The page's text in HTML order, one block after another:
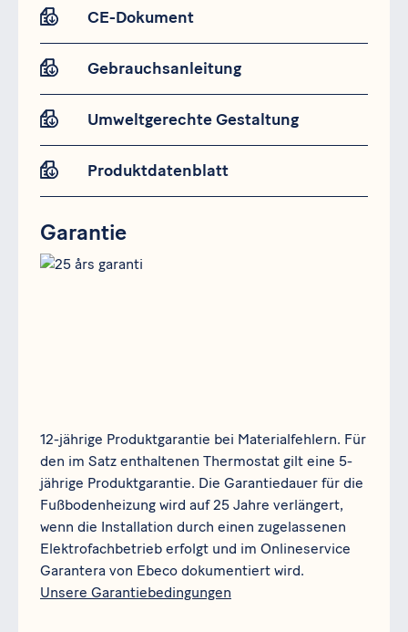
CE-Dokument
Gebrauchsanleitung
Umweltgerechte Gestaltung
Produktdatenblatt
Garantie
12-jährige Produktgarantie bei Materialfehlern. Für
den im Satz enthaltenen Thermostat gilt eine 5-
jährige Produktgarantie. Die Garantiedauer für die
Fußbodenheizung wird auf 25 Jahre verlängert,
wenn die Installation durch einen zugelassenen
Elektrofachbetrieb erfolgt und im Onlineservice
Garantera von Ebeco dokumentiert wird.
Unsere Garantiebedingungen